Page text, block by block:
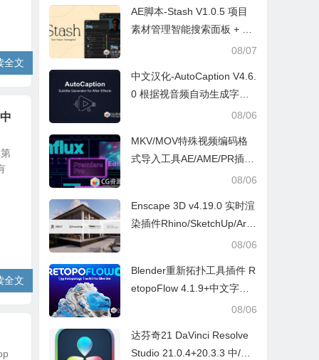
全文
全文
AE脚本-Stash V1.0.5 项目
素材管理智能搜索面板 + 中
08/07
中文汉化-AutoCaption V4.6.
0 根据视音频自动生成字幕A
08/06
MKV/MOV特殊视频编码格
式导入工具AE/AME/PR插件
08/06
Enscape 3D v4.19.0 实时渲
染插件Rhino/SketchUp/Arc
hicad/Revit Win+ 预设库08/06
Blender重新拓扑工具插件 R
etopoFlow 4.1.9+中文字幕
08/06
达芬奇21 DaVinci Resolve
Studio 21.0.4+20.3.3 中/英